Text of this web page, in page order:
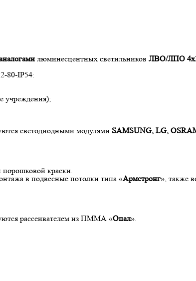
люминесцентных светильников ЛВО/ЛПО
80-IP54:
учреждения);
светодиодными модулями SAMSUNG, LG,
порошковой краски.
в подвесные потолки типа «Армстронг», также
рассеивателем из ПММА «Опал».